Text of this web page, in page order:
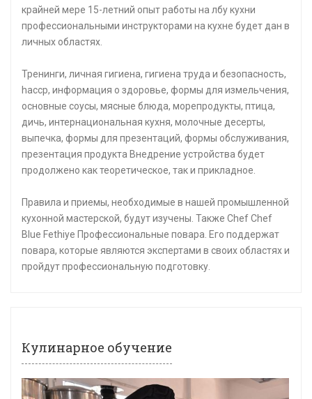
крайней мере 15-летний опыт работы на лбу кухни
профессиональными инструкторами на кухне будет дан в
личных областях.
Тренинги, личная гигиена, гигиена труда и безопасность,
haccp, информация о здоровье, формы для измельчения,
основные соусы, мясные блюда, морепродукты, птица,
дичь, интернациональная кухня, молочные десерты,
выпечка, формы для презентаций, формы обслуживания,
презентация продукта Внедрение устройства будет
продолжено как теоретическое, так и прикладное.
Правила и приемы, необходимые в нашей промышленной
кухонной мастерской, будут изучены. Также Chef Chef
Blue Fethiye Профессиональные повара. Его поддержат
повара, которые являются экспертами в своих областях и
пройдут профессиональную подготовку.
Кулинарное обучение